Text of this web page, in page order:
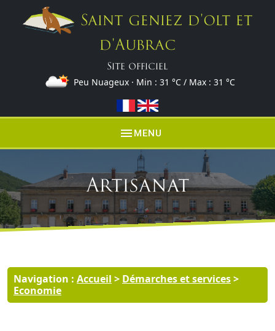
Saint geniez d'olt et
d'Aubrac
Site officiel
Peu Nuageux · Min : 31 °C/ Max : 31 °C
menu MENU
Artisanat
Navigation : Accueil > Démarches et services>
Economie